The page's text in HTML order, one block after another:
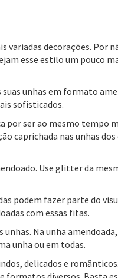
variadas decorações. Por
esse estilo um pouco
unhas em formato
sofisticados.
por ser ao mesmo tempo
caprichada nas unhas dos
Use glitter da
podem fazer parte do
com essas fitas.
Na unha
unha ou em todas.
delicados e